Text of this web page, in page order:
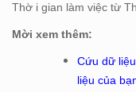
Thờ i gian làm việc từ
Mời xem thêm:
Cứu dữ
liệu của